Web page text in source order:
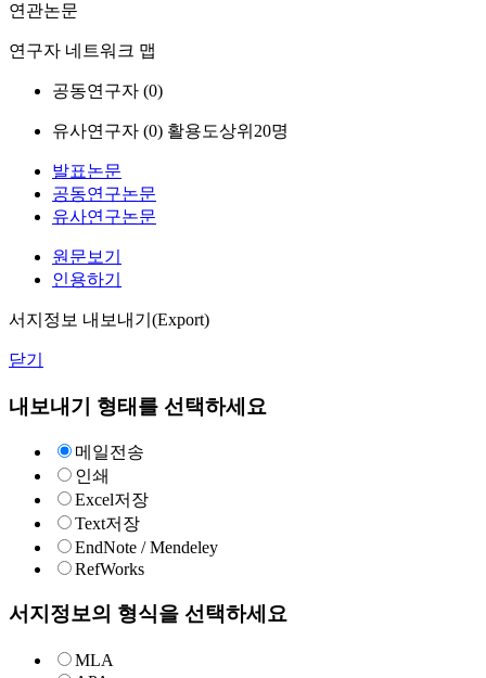
연관논문
연구자 네트워크 맵
공동연구자 (0)
유사연구자 (0) 활용도상위20명
발표논문
공동연구논문
유사연구논문
원문보기
인용하기
서지정보 내보내기(Export)
닫기
내보내기 형태를 선택하세요
메일전송
인쇄
Excel저장
Text저장
EndNote / Mendeley
RefWorks
서지정보의 형식을 선택하세요
MLA